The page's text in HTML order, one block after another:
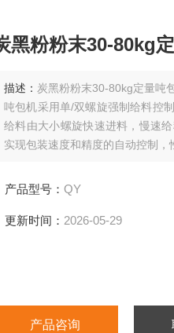
黑粉粉末30-80kg
描述： 炭黑粉粉末30-80kg定量吨
吨包机采用单/双螺旋强制给料控
给料由大小螺旋快速进料，慢速
实现包装速度和精度的自动控制，
产品型号：QY
更新时间： 2026-05-29
产品咨询